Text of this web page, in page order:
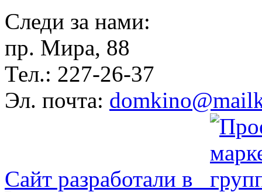
Следи за нами:
пр. Мира, 88
Тел.: 227-26-37
Эл. почта:
Сайт разработали в